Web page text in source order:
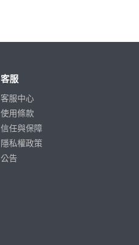
客服
客服中心
使用條款
信任與保障
隱私權政策
公告